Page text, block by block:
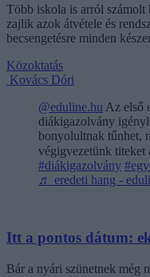
Több iskola is arról számolt
zajlik azok átvétele és
becsengetésre minden
Közoktatás
Kovács Dóri
@eduline.hu Az első
diákigazolvány
bonyolultnak tűnhet,
végigvezetünk titeket
#diákigazolvány
♬ eredeti hang -
Itt a pontos dátum:
Bár a nyári szünetnek még